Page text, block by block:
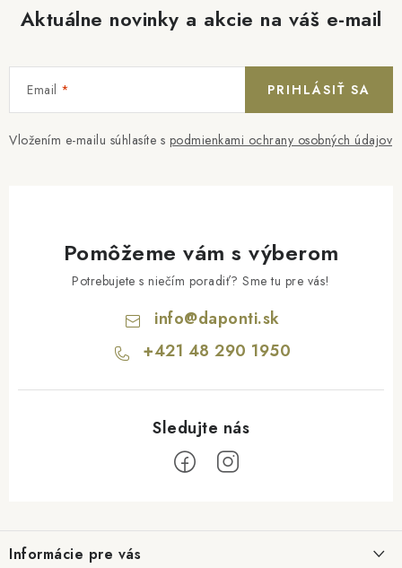
Aktuálne novinky a akcie na váš e-mail
Email
Vložením e-mailu súhlasíte s podmienkami ochrany osobných údajov
PRIHLÁSIŤ SA
Pomôžeme vám s výberom
Potrebujete s niečím poradiť? Sme tu pre vás!
info@daponti.sk
+421 48 290 1950
Informácie pre vás